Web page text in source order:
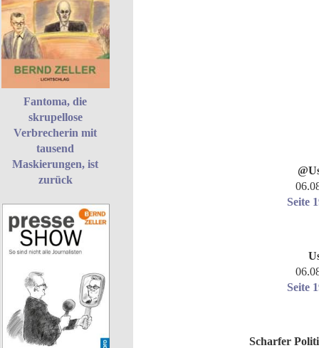
Fantoma, die
skrupellose
Verbrecherin mit
tausend
Maskierungen, ist
zurück
Seite
Seite
Scharfer